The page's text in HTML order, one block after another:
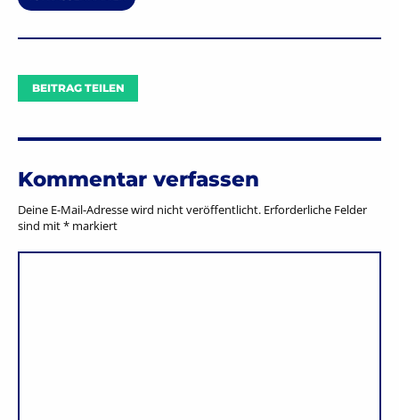
BEITRAG TEILEN
Kommentar verfassen
Deine E-Mail-Adresse wird nicht veröffentlicht. Erforderliche Felder
sind mit* markiert